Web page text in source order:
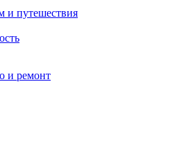
и путешествия
и ремонт